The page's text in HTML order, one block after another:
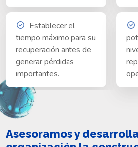
Establecer el
tiempo máximo para su
recuperación antes de
generar pérdidas
importantes.
Asesoramos y